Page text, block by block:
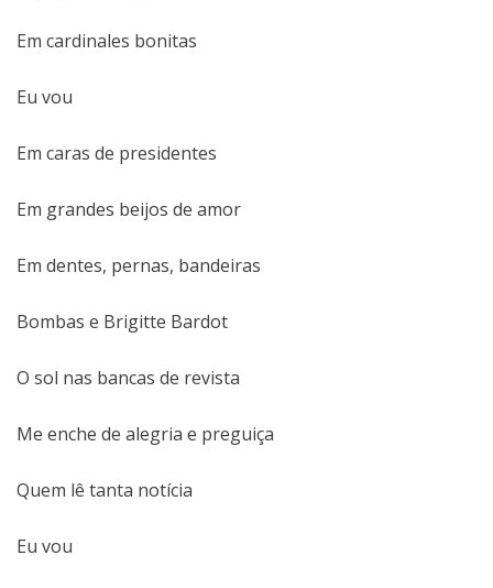
Em cardinales bonitas
Eu vou
Em caras de presidentes
Em grandes beijos de amor
Em dentes, pernas, bandeiras
Bombas e Brigitte Bardot
O sol nas bancas de revista
Me enche de alegria e preguiça
Quem lê tanta notícia
Eu vou